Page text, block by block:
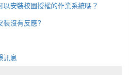
安裝校園授權的作業系統嗎？
裝沒有反應?
訊息